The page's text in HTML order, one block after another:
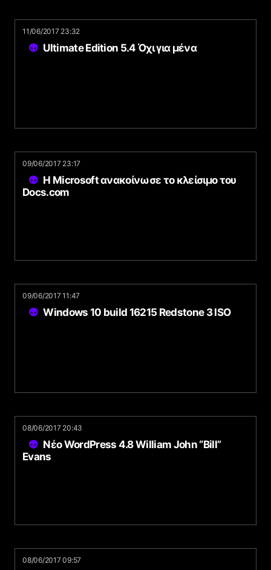
11/06/2017 23:32
Ultimate Edition 5.4 Όχι για μένα
09/06/2017 23:17
Η Microsoft ανακοίνωσε το κλείσιμο του
Docs.com
09/06/2017 11:47
Windows 10 build 16215 Redstone 3 ISO
08/06/2017 20:43
Νέο WordPress 4.8 William John “Bill”
Evans
08/06/2017 09:57